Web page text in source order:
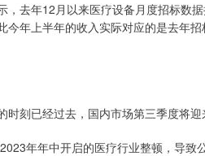
去年12月以来医疗设备月度招标数
年上半年的收入实际对应的是去年
刻已经过去，国内市场第三季度将迎
年年中开启的医疗行业整顿，导致